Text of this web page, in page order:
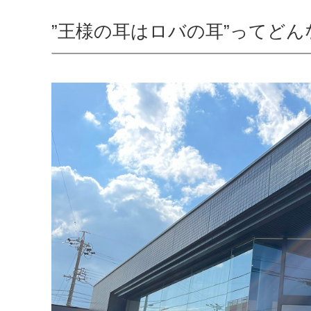
”王様の耳はロバの耳”ってど